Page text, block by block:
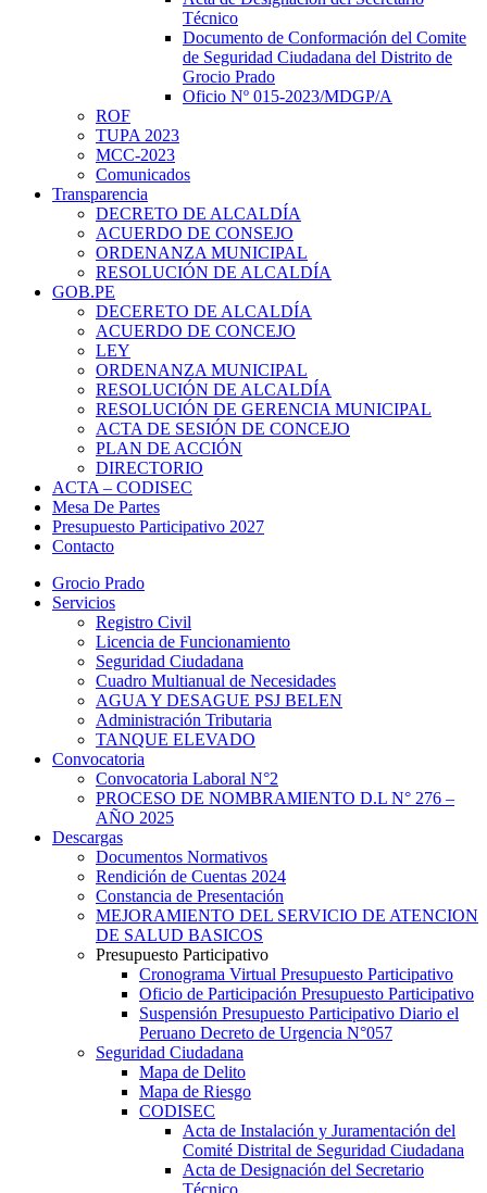
Técnico
Documento de Conformación del Comite
de Seguridad Ciudadana del Distrito de
Grocio Prado
Oficio Nº 015-2023/MDGP/A
ROF
TUPA 2023
MCC-2023
Comunicados
Transparencia
DECRETO DE ALCALDÍA
ACUERDO DE CONSEJO
ORDENANZA MUNICIPAL
RESOLUCIÓN DE ALCALDÍA
GOB.PE
DECERETO DE ALCALDÍA
ACUERDO DE CONCEJO
LEY
ORDENANZA MUNICIPAL
RESOLUCIÓN DE ALCALDÍA
RESOLUCIÓN DE GERENCIA MUNICIPAL
ACTA DE SESIÓN DE CONCEJO
PLAN DE ACCIÓN
DIRECTORIO
ACTA – CODISEC
Mesa De Partes
Presupuesto Participativo 2027
Contacto
Grocio Prado
Servicios
Registro Civil
Licencia de Funcionamiento
Seguridad Ciudadana
Cuadro Multianual de Necesidades
AGUA Y DESAGUE PSJ BELEN
Administración Tributaria
TANQUE ELEVADO
Convocatoria
Convocatoria Laboral N°2
PROCESO DE NOMBRAMIENTO D.L N° 276 –
AÑO 2025
Descargas
Documentos Normativos
Rendición de Cuentas 2024
Constancia de Presentación
MEJORAMIENTO DEL SERVICIO DE ATENCION
DE SALUD BASICOS
Presupuesto Participativo
Cronograma Virtual Presupuesto Participativo
Oficio de Participación Presupuesto Participativo
Suspensión Presupuesto Participativo Diario el
Peruano Decreto de Urgencia N°057
Seguridad Ciudadana
Mapa de Delito
Mapa de Riesgo
CODISEC
Acta de Instalación y Juramentación del
Comité Distrital de Seguridad Ciudadana
Acta de Designación del Secretario
Técnico